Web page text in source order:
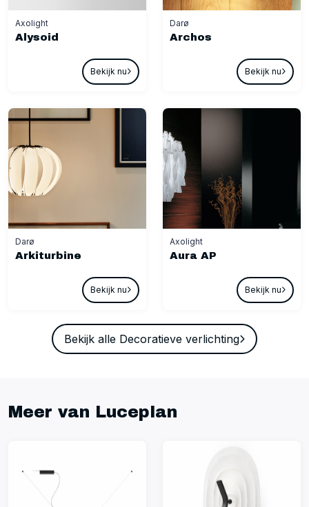
Axolight
Alysoid
Bekijk nu
Darø
Archos
Bekijk nu
Darø
Arkiturbine
Bekijk nu
Axolight
Aura AP
Bekijk nu
Bekijk alle Decoratieve verlichting
Meer van Luceplan